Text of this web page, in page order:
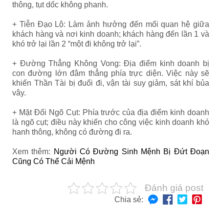
thông, tụt dốc không phanh.
+ Tiễn Đạo Lộ: Làm ảnh hưởng đến mối quan hệ giữa
khách hàng và nơi kinh doanh; khách hàng đến lần 1 và
khó trở lại lần 2 “một đi không trở lại”.
+ Đường Thẳng Không Vong: Địa điểm kinh doanh bị
con đường lớn đâm thẳng phía trực diện. Việc này sẽ
khiến Thần Tài bị đuổi đi, vận tài suy giảm, sát khí bủa
vây.
+ Mặt Đối Ngõ Cụt: Phía trước của địa điểm kinh doanh
là ngõ cụt; điều này khiến cho công việc kinh doanh khó
hanh thông, không có đường đi ra.
Xem thêm: Người Có Đường Sinh Mệnh Bị Đứt Đoạn
Cũng Có Thể Cải Mệnh
Đánh giá post
Chia sẻ: